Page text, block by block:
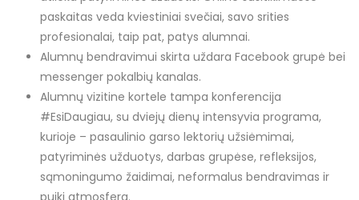
paskaitas veda kviestiniai svečiai, savo srities
profesionalai, taip pat, patys alumnai.
Alumnų bendravimui skirta uždara Facebook grupė bei
messenger pokalbių kanalas.
Alumnų vizitine kortele tampa konferencija
#EsiDaugiau, su dviejų dienų intensyvia programa,
kurioje – pasaulinio garso lektorių užsiėmimai,
patyriminės užduotys, darbas grupėse, refleksijos,
sąmoningumo žaidimai, neformalus bendravimas ir